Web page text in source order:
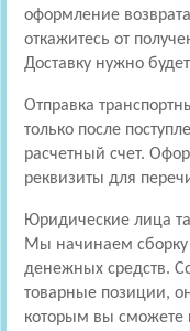
оформление
откажитесь от
Доставку нужно
Отправка
только после
расчетный счет.
реквизиты для
Юридические лица
Мы начинаем сборку
денежных средств.
товарные позиции,
которым вы сможете